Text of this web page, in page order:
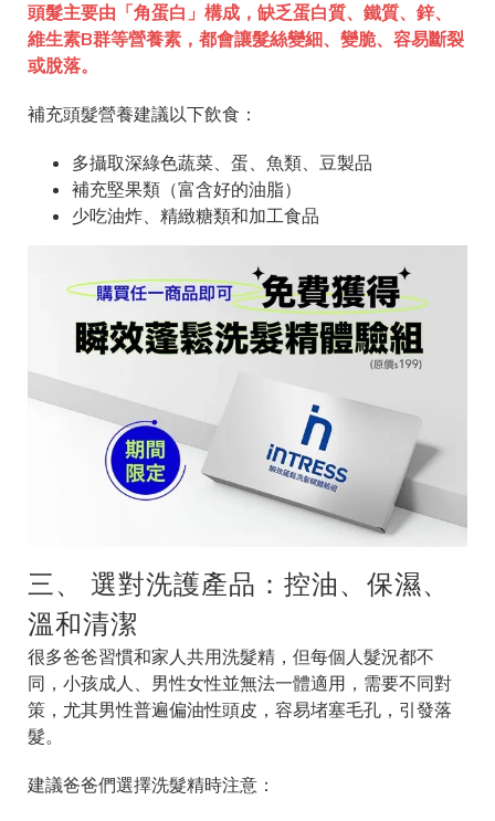
頭髮主要由「角蛋白」構成，缺乏蛋白質、鐵質、鋅、
維生素B群等營養素，都會讓髮絲變細、變脆、容易斷裂
或脫落。
補充頭髮營養建議以下飲食：
多攝取深綠色蔬菜、蛋、魚類、豆製品
補充堅果類（富含好的油脂）
少吃油炸、精緻糖類和加工食品
三、 選對洗護產品：控油、保濕、
溫和清潔
很多爸爸習慣和家人共用洗髮精，但每個人髮況都不
同，小孩成人、男性女性並無法一體適用，需要不同對
策，尤其男性普遍偏油性頭皮，容易堵塞毛孔，引發落
髮。
建議爸爸們選擇洗髮精時注意：